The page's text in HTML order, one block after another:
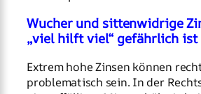
Wucher und sittenwidrige
„viel hilft viel“ gefährlich ist
Extrem hohe Zinsen können
problematisch sein. In der